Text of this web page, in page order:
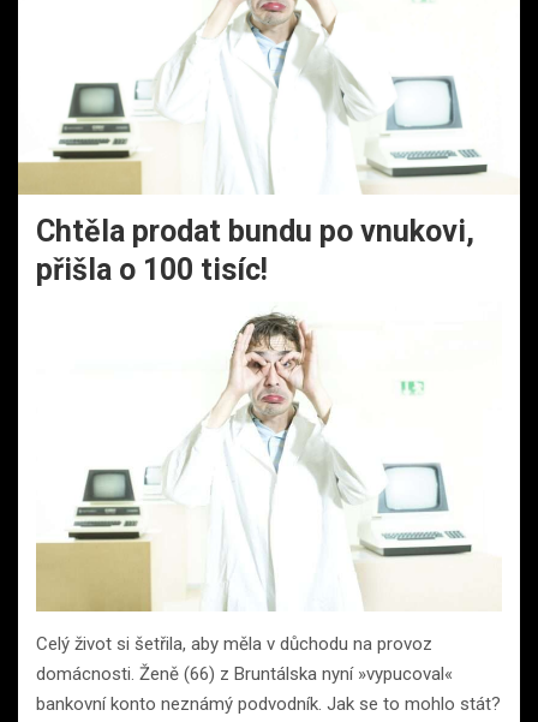
Chtěla prodat bundu po vnukovi,
přišla o 100 tisíc!
Celý život si šetřila, aby měla v důchodu na provoz
domácnosti. Ženě (66) z Bruntálska nyní »vypucoval«
bankovní konto neznámý podvodník. Jak se to mohlo stát?